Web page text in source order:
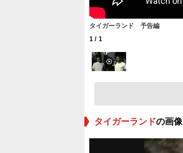
タイガーランド 予告編
1 / 1
タイガーランドの画像